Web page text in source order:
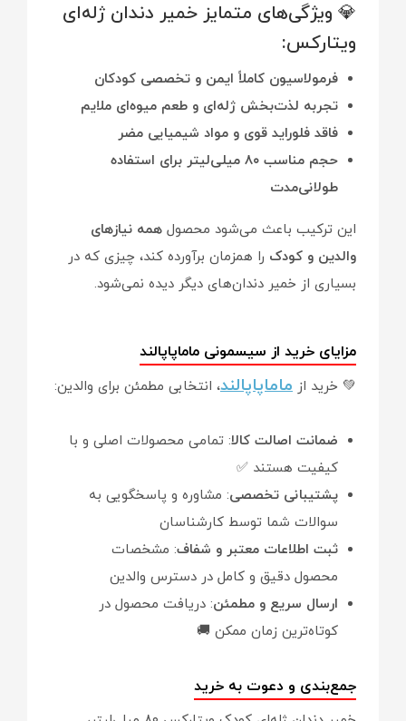
💎 ویژگی‌های متمایز خمیر دندان ژله‌ای
ویتارکس:
فرمولاسیون کاملاً ایمن و تخصصی کودکان
تجربه لذت‌بخش ژله‌ای و طعم میوه‌ای ملایم
فاقد فلوراید قوی و مواد شیمیایی مضر
حجم مناسب ۸۰ میلی‌لیتر برای استفاده
طولانی‌مدت
این ترکیب باعث می‌شود محصول همه نیازهای
والدین و کودک را همزمان برآورده کند، چیزی که در
بسیاری از خمیر دندان‌های دیگر دیده نمی‌شود.
مزایای خرید از سیسمونی ماماپاپالند
💚 خرید از ماماپاپالند، انتخابی مطمئن برای والدین:
ضمانت اصالت کالا: تمامی محصولات اصلی و با
کیفیت هستند ✅
پشتیبانی تخصصی: مشاوره و پاسخگویی به
سوالات شما توسط کارشناسان
ثبت اطلاعات معتبر و شفاف: مشخصات
محصول دقیق و کامل در دسترس والدین
ارسال سریع و مطمئن: دریافت محصول در
کوتاه‌ترین زمان ممکن 🚚
جمع‌بندی و دعوت به خرید